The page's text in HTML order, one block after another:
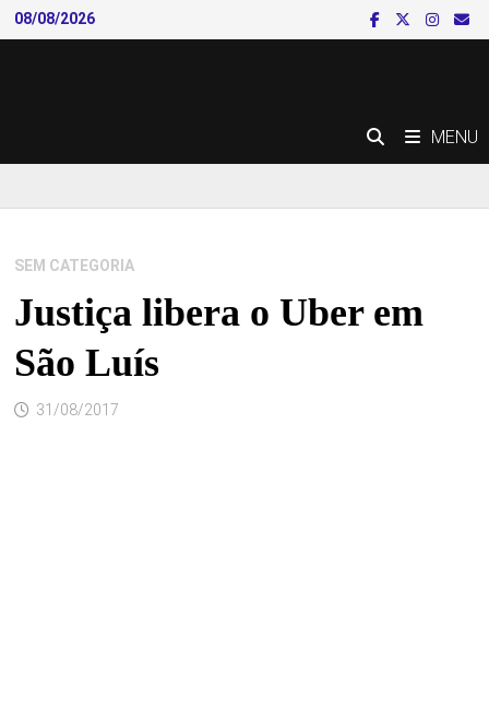
Skip
to
08/08/2026
MENU
SEM CATEGORIA
Justiça libera o Uber em
São Luís
31/08/2017